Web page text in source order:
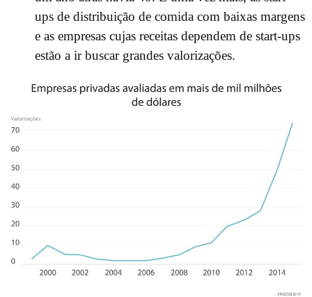
ups de distribuição de comida com baixas margens
e as empresas cujas receitas dependem de start-ups
estão a ir buscar grandes valorizações.